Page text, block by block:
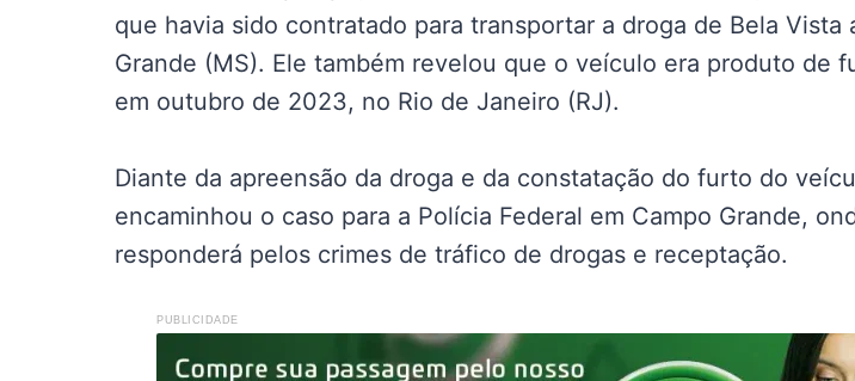
que havia sido contratado para transportar a droga de Bela Vista
Grande (MS). Ele também revelou que o veículo era produto de
em outubro de 2023, no Rio de Janeiro (RJ).
Diante da apreensão da droga e da constatação do furto do
encaminhou o caso para a Polícia Federal em Campo Grande,
responderá pelos crimes de tráfico de drogas e receptação.
PUBLICIDADE